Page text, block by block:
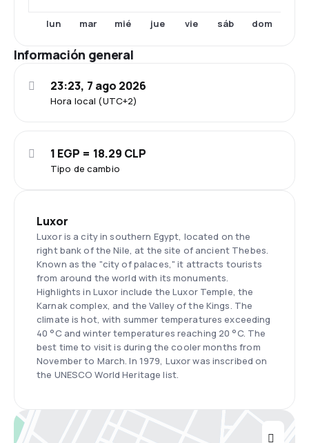
lun mar mié jue vie sáb dom
Información general
Hora local (UTC+2)
23:23, 7 ago 2026
Tipo de cambio
1 EGP = 18.29 CLP
Luxor
Luxor is a city in southern Egypt, located on the
right bank of the Nile, at the site of ancient Thebes.
Known as the "city of palaces," it attracts tourists
from around the world with its monuments.
Highlights in Luxor include the Luxor Temple, the
Karnak complex, and the Valley of the Kings. The
climate is hot, with summer temperatures exceeding
40 °C and winter temperatures reaching 20 °C. The
best time to visit is during the cooler months from
November to March. In 1979, Luxor was inscribed on
the UNESCO World Heritage list.